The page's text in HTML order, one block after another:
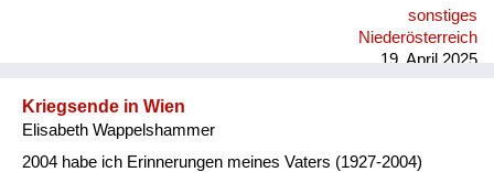
sonstiges
Niederösterreich
19. April 2025
Kriegsende in Wien
Elisabeth Wappelshammer
2004 habe ich Erinnerungen meines Vaters (1927-2004)